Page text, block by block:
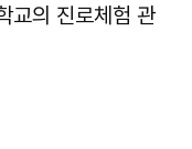
교의 진로체험 관